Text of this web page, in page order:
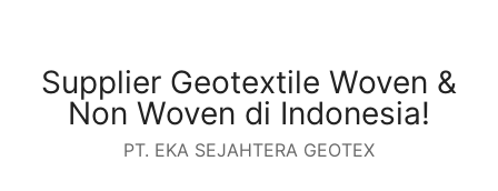
contentSupplier Geotextile Woven &
Non Woven di Indonesia!
PT. EKA SEJAHTERA GEOTEX